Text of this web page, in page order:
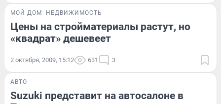
МОЙ ДОМ НЕДВИЖИМОСТЬ
Цены на стройматериалы растут, но
«квадрат» дешевеет
2 октября, 2009, 15:12 631 3
АВТО
Suzuki представит на автосалоне в